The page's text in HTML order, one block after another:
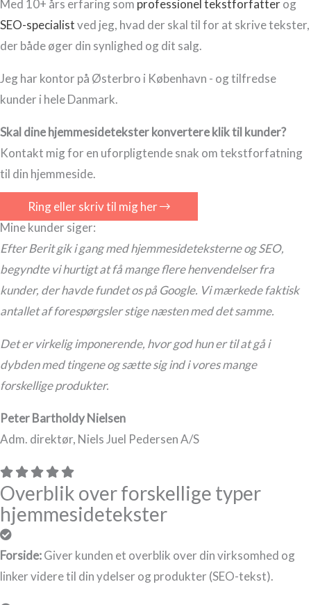
Med 10+ års erfaring som professionel tekstforfatterog
SEO-specialistved jeg, hvad der skal til for at skrive tekster,
der både øger din synlighed og dit salg.
Jeg har kontor på Østerbro i København - og tilfredse
kunder i hele Danmark.
Skal dine hjemmesidetekster konvertere klik til kunder?
Kontakt mig for en uforpligtende snak om tekstforfatning
til din hjemmeside.
Ring eller skriv til mig her
Mine kunder siger:
Efter Berit gik i gang med hjemmesideteksterne og SEO,
begyndte vi hurtigt at få mange flere henvendelser fra
kunder, der havde fundet os på Google. Vi mærkede faktisk
antallet af forespørgsler stige næsten med det samme.
Det er virkelig imponerende, hvor god hun er til at gå i
dybden med tingene og sætte sig ind i vores mange
forskellige produkter.
Peter Bartholdy Nielsen
Adm. direktør, Niels Juel Pedersen A/S
Overblik over forskellige typer
hjemmesidetekster
Forside:Giver kunden et overblik over din virksomhed og
linker videre til din ydelser og produkter (SEO-tekst).